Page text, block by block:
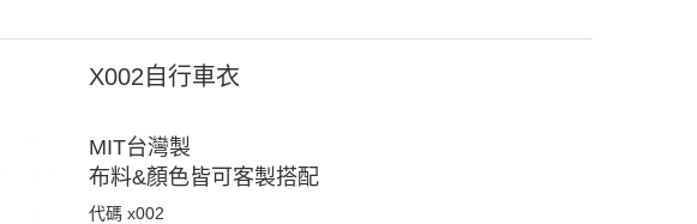
X002自行車衣
MIT台灣製
布料&顏色皆可客製搭配
代碼 x002